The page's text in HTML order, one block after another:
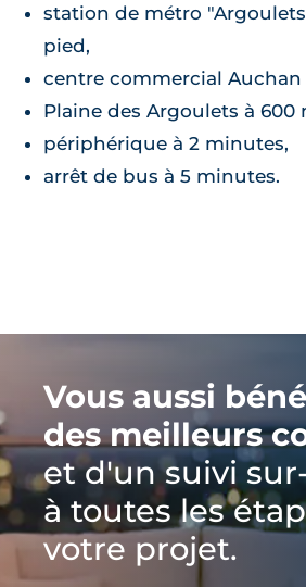
station de métro
pied,
centre commercial Auchan
Plaine des Argoulets à 600
périphérique à 2 minutes,
arrêt de bus à 5 minutes.
Vous aussi
des meilleurs
et d'un suivi
à toutes les
votre projet.